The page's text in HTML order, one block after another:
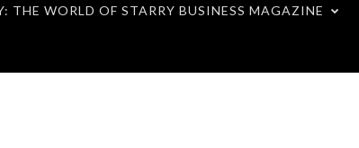
THE WORLD OF STARRY BUSINESS MAGAZINE